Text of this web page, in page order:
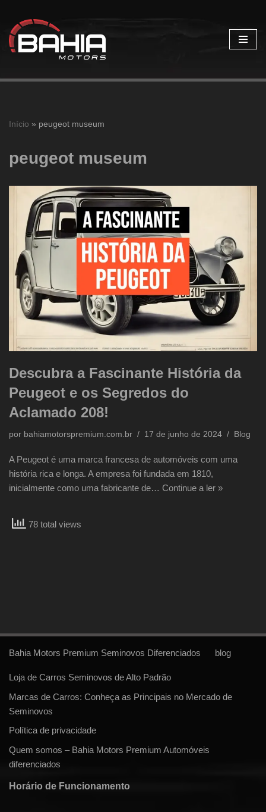
Pular
para
Início » peugeot museum
peugeot museum
Descubra a Fascinante História da
Peugeot e os Segredos do
Aclamado 208!
por bahiamotorspremium.com.br 17 de junho de 2024 Blog
A Peugeot é uma marca francesa de automóveis com uma
história rica e longa. A empresa foi fundada em 1810,
inicialmente como uma fabricante de… Continue a ler »
78 total views
Bahia Motors Premium Seminovos Diferenciados blog
Loja de Carros Seminovos de Alto Padrão
Marcas de Carros: Conheça as Principais no Mercado de
Seminovos
Política de privacidade
Quem somos – Bahia Motors Premium Automóveis
diferenciados
Horário de Funcionamento